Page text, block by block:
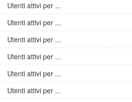
Utenti attivi per ...
Utenti attivi per ...
Utenti attivi per ...
Utenti attivi per ...
Utenti attivi per ...
Utenti attivi per ...